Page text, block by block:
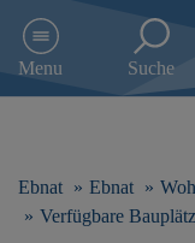
e
Menu Suche
Ebnat Ebnat
Verfügbare